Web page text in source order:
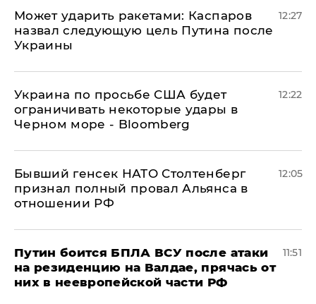
Может ударить ракетами: Каспаров
назвал следующую цель Путина после
Украины
12:27
Украина по просьбе США будет
ограничивать некоторые удары в
Черном море - Bloomberg
12:22
Бывший генсек НАТО Столтенберг
признал полный провал Альянса в
отношении РФ
12:05
Путин боится БПЛА ВСУ после атаки
на резиденцию на Валдае, прячась от
них в неевропейской части РФ
11:51